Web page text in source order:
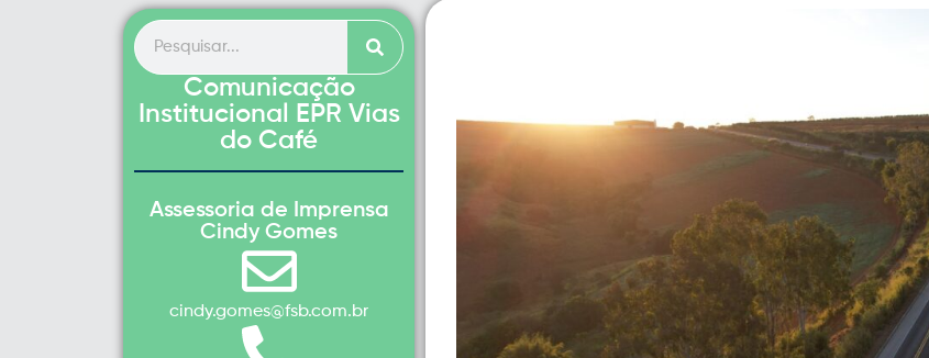
Comunicação
Institucional EPR Vias
do Café
Assessoria de Imprensa
Cindy Gomes
cindy.gomes@fsb.com.br